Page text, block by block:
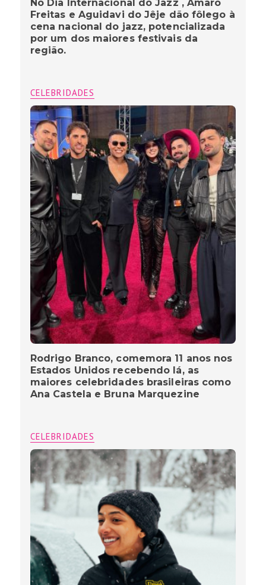
No Dia Internacional do Jazz , Amaro
Freitas e Aguidavi do Jêje dão fôlego à
cena nacional do jazz, potencializada
por um dos maiores festivais da
região.
CELEBRIDADES
Rodrigo Branco, comemora 11 anos nos
Estados Unidos recebendo lá, as
maiores celebridades brasileiras como
Ana Castela e Bruna Marquezine
CELEBRIDADES